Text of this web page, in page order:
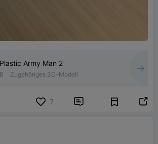
Army Man 2
Zugehöriges 3D-Modell
7  